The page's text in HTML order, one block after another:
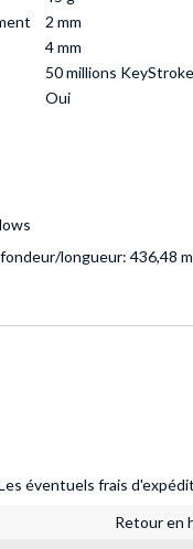
2 mm
4 mm
50 millions
Oui
longueur: 436,48
éventuels frais
Retour en